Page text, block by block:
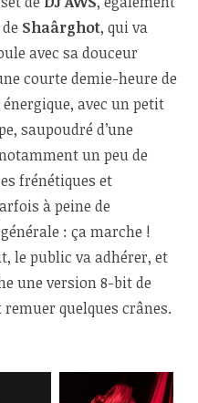
Shaârghot, qui va
avec sa douceur
courte demie-heure de
avec un petit
saupoudré d’une
un peu de
frénétiques et
à peine de
: ça marche !
le public va adhérer, et
une version 8-bit de
quelques crânes.